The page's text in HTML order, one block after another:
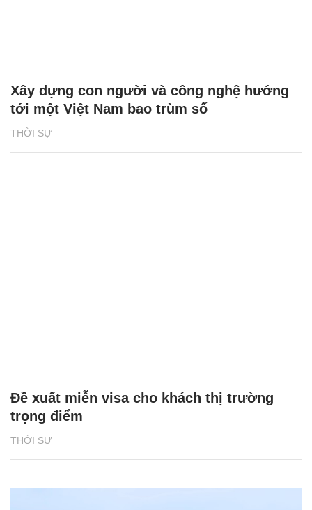
THỜI SỰ
Xây dựng con người và công nghệ hướng
tới một Việt Nam bao trùm số
THỜI SỰ
Đề xuất miễn visa cho khách thị trường
trọng điểm